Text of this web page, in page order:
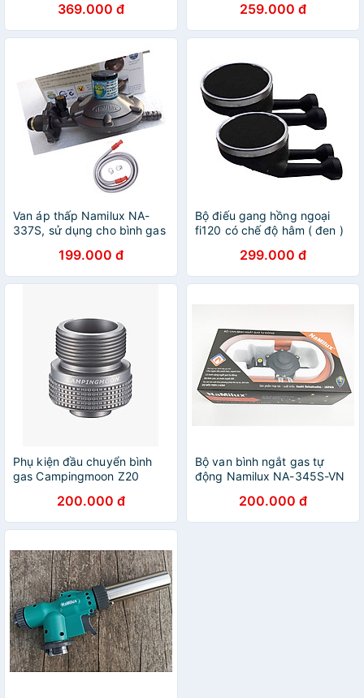
Lửa 60mm I Hàng Chính
Hãng
369.000 đ
Động│Công Suất 3.0
Kw│Hàng Chính Hãng
259.000 đ
Van áp thấp Namilux NA-
337S, sử dụng cho bình gas
inox - Hàng chính hãng
199.000 đ
Bộ điếu gang hồng ngoại
fi120 có chế độ hâm ( đen )
299.000 đ
Phụ kiện đầu chuyển bình
gas Campingmoon Z20
200.000 đ
Bộ van bình ngắt gas tự
động Namilux NA-345S-VN
200.000 đ